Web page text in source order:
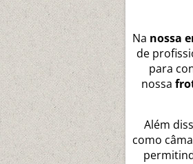
Na nossa
de
para
nossa
Além
como